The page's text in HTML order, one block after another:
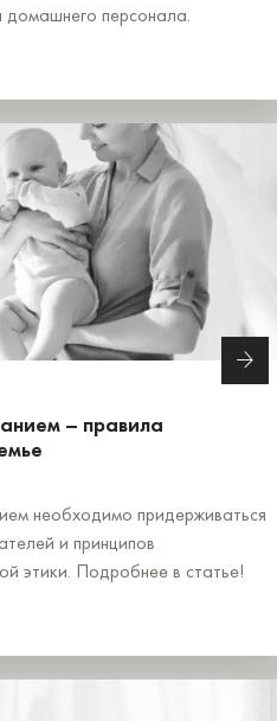
домашнего персонала.
– правила
необходимо придерживаться
и принципов
этики. Подробнее в статье!